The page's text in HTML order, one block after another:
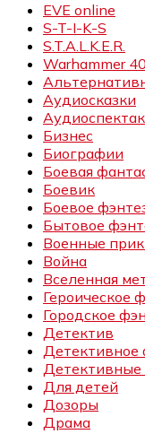
EVE online
S-T-I-K-S
S.T.A.L.K.E.R.
Warhammer
Аудиосказки
Бизнес
Биографии
Боевая
Боевик
Боевое
Бытовое
Военные
Война
Вселенная
Героическое
Городское
Детектив
Детективное
Детективные
Для детей
Дозоры
Драма